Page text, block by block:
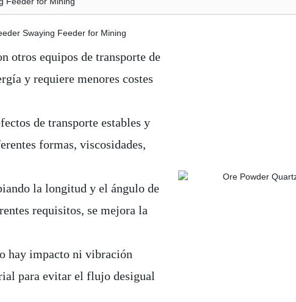
otros equipos de transporte de
y requiere menores costes
de transporte estables y
formas, viscosidades,
la longitud y el ángulo de
requisitos, se mejora la
hay impacto ni vibración
para evitar el flujo desigual